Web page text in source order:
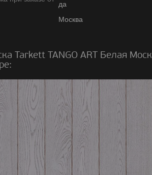
да
Москва
Tarkett TANGO ART Белая